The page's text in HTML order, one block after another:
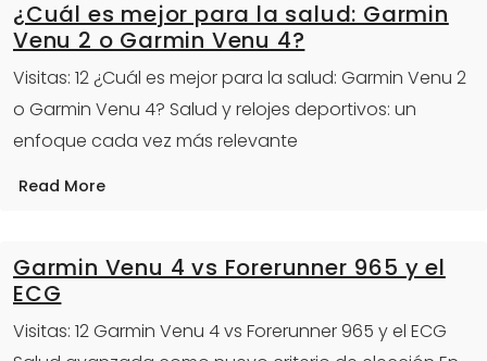
¿Cuál es mejor para la salud: Garmin
Venu 2 o Garmin Venu 4?
Visitas: 12 ¿Cuál es mejor para la salud: Garmin Venu 2
o Garmin Venu 4? Salud y relojes deportivos: un
enfoque cada vez más relevante
Read More
Garmin Venu 4 vs Forerunner 965 y el
ECG
Visitas: 12 Garmin Venu 4 vs Forerunner 965 y el ECG